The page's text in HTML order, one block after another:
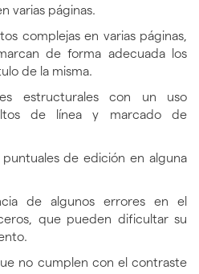
varias páginas.
complejas en varias páginas,
de forma adecuada los
de la misma.
estructurales con un uso
de línea y marcado de
puntuales de edición en alguna
de algunos errores en el
que pueden dificultar su
no cumplen con el contraste